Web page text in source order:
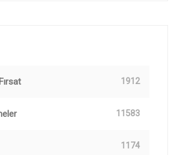
1912
11583
1174